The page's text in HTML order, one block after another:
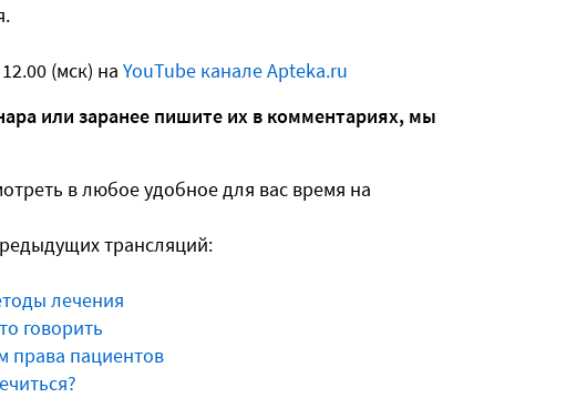
(мск) на YouTube канале Apteka.ru
или заранее пишите их в комментариях, мы
в любое удобное для вас время на
трансляций:
лечения
говорить
права пациентов